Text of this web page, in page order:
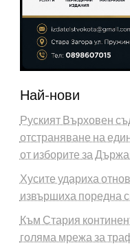
Най-нови
Руският Върховен
отстраняване на
от изборите за
Хусите удариха
извършиха поредна
Към Стария
голяма мрежа за